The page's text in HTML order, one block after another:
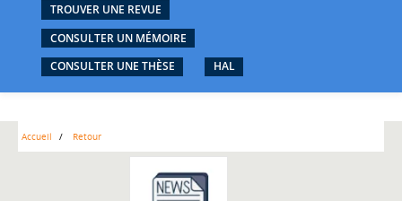
TROUVER UNE REVUE
CONSULTER UN MÉMOIRE
CONSULTER UNE THÈSE
HAL
Accueil Retour